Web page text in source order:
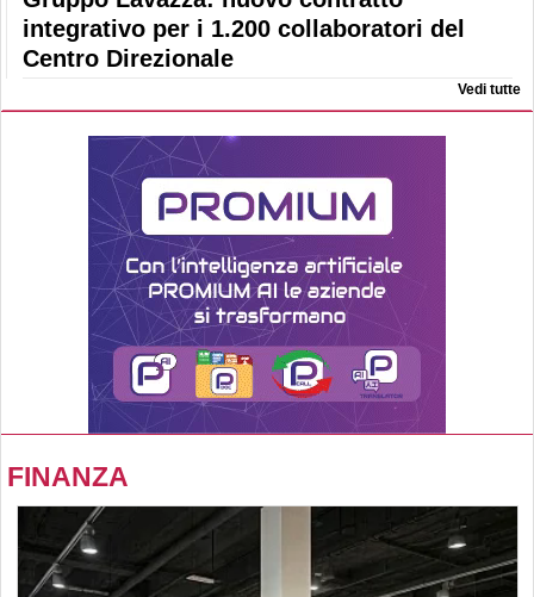
integrativo per i 1.200 collaboratori del
Centro Direzionale
Vedi tutte
FINANZA